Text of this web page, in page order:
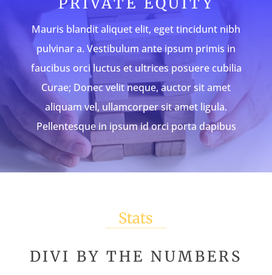
Mauris blandit aliquet elit, eget tincidunt nibh
pulvinar a. Vestibulum ante ipsum primis in
faucibus orci luctus et ultrices posuere cubilia
Curae; Donec velit neque, auctor sit amet
aliquam vel, ullamcorper sit amet ligula.
Pellentesque in ipsum id orci porta dapibus
Stats
DIVI BY THE NUMBERS